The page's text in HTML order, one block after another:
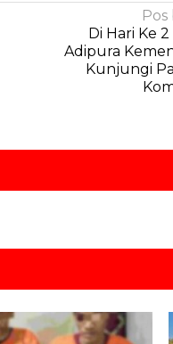
Di Hari Ke
Adipura
Kunjungi